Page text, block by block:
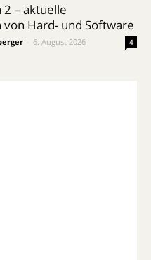
2 – aktuelle
Hard- und Software
6. August 2026 4